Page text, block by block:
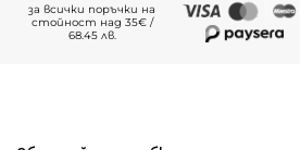
за всички поръчки на
стойност над 35€ /
68.45 лв.